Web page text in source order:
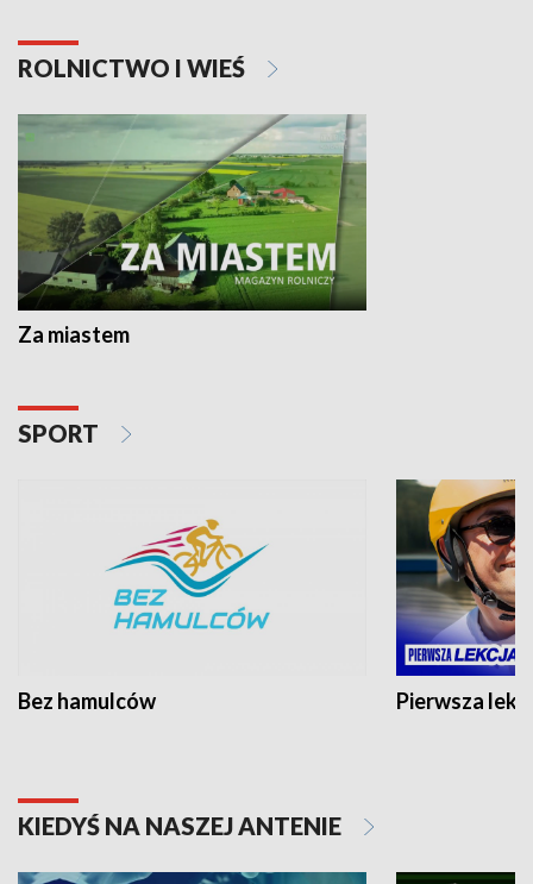
ROLNICTWO I WIEŚ
Za miastem
SPORT
Bez hamulców Pierwsza
KIEDYŚ NA NASZEJ ANTENIE